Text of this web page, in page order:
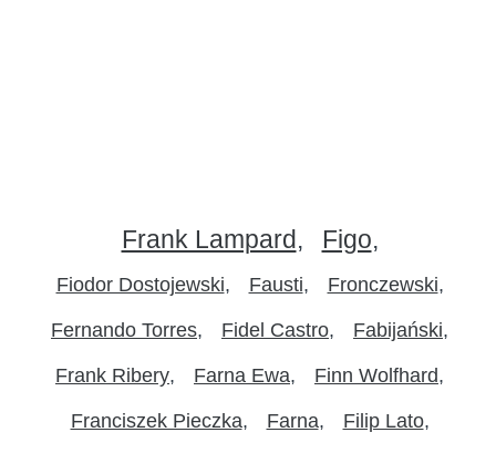
Frank Lampard Figo
Fiodor Dostojewski Fausti Fronczewski
Fernando Torres Fidel Castro Fabijański
Frank Ribery Farna Ewa Finn Wolfhard
Franciszek Pieczka Farna Filip Lato